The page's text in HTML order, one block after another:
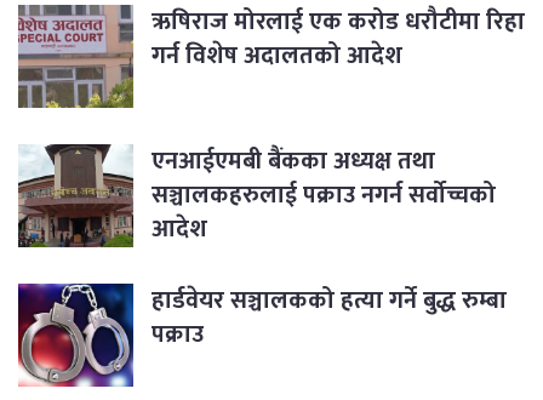
ऋषिराज मोरलाई एक करोड धरौटीमा रिहा
गर्न विशेष अदालतको आदेश
एनआईएमबी बैंकका अध्यक्ष तथा
सञ्चालकहरुलाई पक्राउ नगर्न सर्वोच्चको
आदेश
हार्डवेयर सञ्चालकको हत्या गर्ने बुद्ध रुम्बा
पक्राउ